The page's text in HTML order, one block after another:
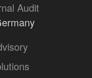
Audit